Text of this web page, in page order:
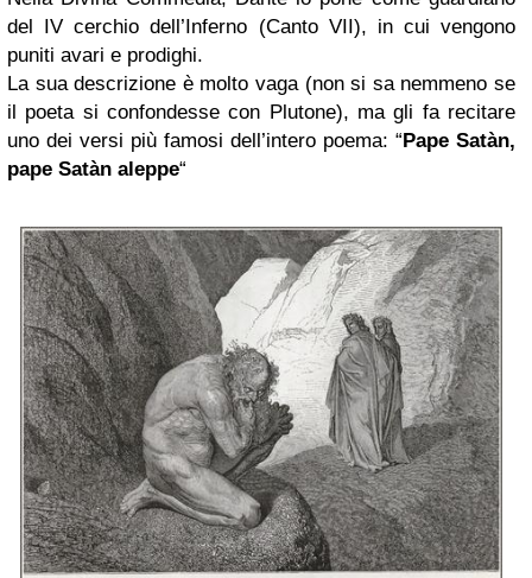
del IV cerchio dell’Inferno (Canto VII), in cui vengono
puniti avari e prodighi.
La sua descrizione è molto vaga (non si sa nemmeno se
il poeta si confondesse con Plutone), ma gli fa recitare
uno dei versi più famosi dell’intero poema: “ Pape Satàn,
pape Satàn aleppe“